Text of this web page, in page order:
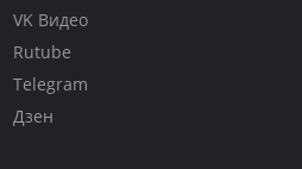
VK Видео
Rutube
Telegram
Дзен